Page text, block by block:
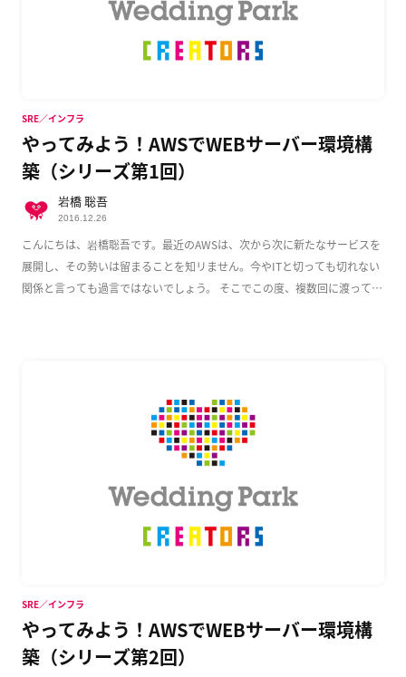
やってみよう！AWSでWEBサーバー環境構
築（シリーズ第1回）
こんにちは、岩橋聡吾です。最近のAWSは、次から次に新たなサービスを
展開し、その勢いは留まることを知リません。今やITと切っても切れない
関係と言っても過言ではないでしょう。 そこでこの度、複数回に渡って
SRE／インフラ
岩橋 聡吾
2016.12.26
やってみよう！AWSでWEBサーバー環境構
築（シリーズ第2回）
SRE／インフラ